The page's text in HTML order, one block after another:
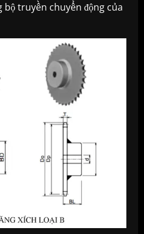
truyền chuyển động của